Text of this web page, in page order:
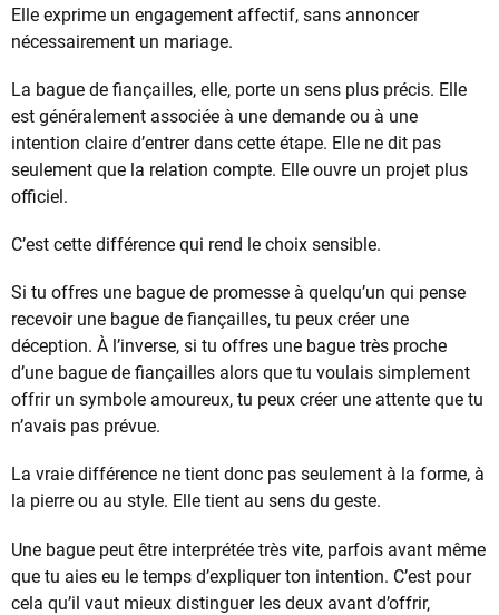
Elle exprime un engagement affectif, sans annoncer
nécessairement un mariage.
La bague de fiançailles, elle, porte un sens plus précis. Elle
est généralement associée à une demande ou à une
intention claire d’entrer dans cette étape. Elle ne dit pas
seulement que la relation compte. Elle ouvre un projet plus
officiel.
C’est cette différence qui rend le choix sensible.
Si tu offres une bague de promesse à quelqu’un qui pense
recevoir une bague de fiançailles, tu peux créer une
déception. À l’inverse, si tu offres une bague très proche
d’une bague de fiançailles alors que tu voulais simplement
offrir un symbole amoureux, tu peux créer une attente que tu
n’avais pas prévue.
La vraie différence ne tient donc pas seulement à la forme, à
la pierre ou au style. Elle tient au sens du geste.
Une bague peut être interprétée très vite, parfois avant même
que tu aies eu le temps d’expliquer ton intention. C’est pour
cela qu’il vaut mieux distinguer les deux avant d’offrir,